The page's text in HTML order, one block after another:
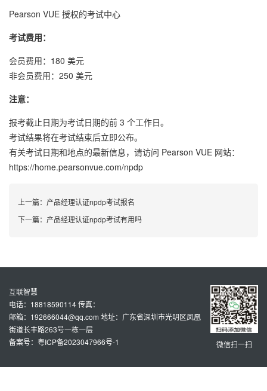
Pearson VUE 授权的考试中心
考试费用：
会员费用：180 美元
非会员费用：250 美元
注意：
报考截止日期为考试日期的前 3 个工作日。
考试结果将在考试结束后立即公布。
有关考试日期和地点的最新信息，请访问 Pearson VUE 网站：
https://home.pearsonvue.com/npdp
上一篇： 产品经理认证npdp考试报名
下一篇： 产品经理认证npdp考试有用吗
微信扫一扫
互联智慧
电话：18818590114 传真：
邮箱：192666044@qq.com 地址：广东省深圳市光明区凤凰
街道长丰路263号一栋一层
备案号：粤ICP备2023047966号-1